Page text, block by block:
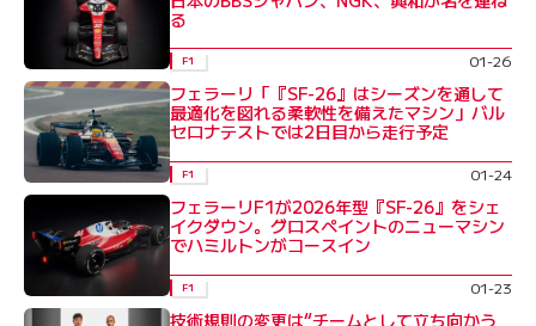
る
F1 01-26
フェラーリ「『SF-26』はシーズンを通して
最適化を図れる柔軟性を備えたマシン」バル
セロナテストでは2日目から走行予定
F1 01-24
フェラーリF1が2026年型『SF-26』をシェ
イクダウン。グロスペイントのニューマシン
でハミルトンがコースイン
F1 01-23
技術規則の変更は“チームとして立ち向かう